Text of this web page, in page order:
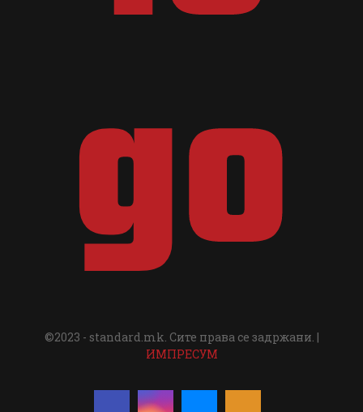
©2023 - standard.mk. Сите права се задржани. |
ИМПРЕСУМ